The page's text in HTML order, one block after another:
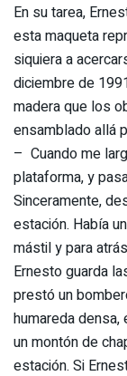
En su tarea,
esta maqueta
siquiera a
diciembre de
madera que los
ensamblado allá
– Cuando me
plataforma, y
Sinceramente,
estación. Había
mástil y para
Ernesto guarda
prestó un
humareda
un montón de
estación. Si